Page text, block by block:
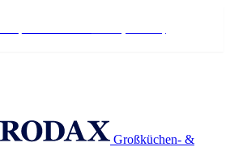
Großküchen- &